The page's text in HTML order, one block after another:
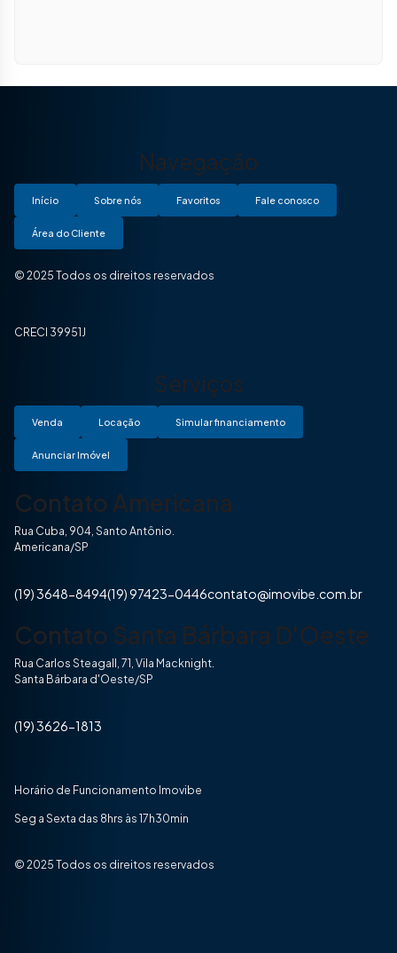
Navegação
Início Sobre nós Favoritos Fale conosco
Área do Cliente
© 2025 Todos os direitos reservados
CRECI 39951J
Serviços
Venda Locação Simular financiamento
Anunciar Imóvel
Contato Americana
Rua Cuba, 904, Santo Antônio.
Americana/SP
(19) 3648-8494(19) 97423-0446contato@imovibe.com.br
Contato Santa Bárbara D'Oeste
Rua Carlos Steagall, 71, Vila Macknight.
Santa Bárbara d'Oeste/SP
(19) 3626-1813
Horário de Funcionamento Imovibe
Seg a Sexta das 8hrs às 17h30min
© 2025 Todos os direitos reservados